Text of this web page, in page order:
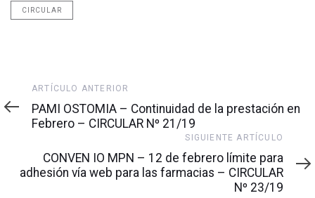
CIRCULAR
Artículo
anterior
ARTÍCULO ANTERIOR
PAMI OSTOMIA – Continuidad de la prestación en
Febrero – CIRCULAR Nº 21/19
artículo
SIGUIENTE ARTÍCULO
CONVEN IO MPN – 12 de febrero límite para
adhesión vía web para las farmacias – CIRCULAR
Nº 23/19